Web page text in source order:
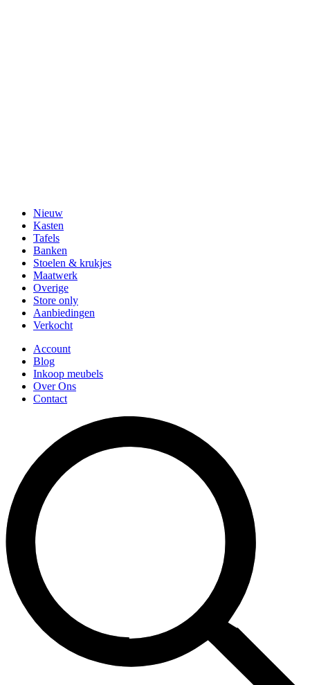
Nieuw
Kasten
Tafels
Banken
Stoelen & krukjes
Maatwerk
Overige
Store only
Aanbiedingen
Verkocht
Account
Blog
Inkoop meubels
Over Ons
Contact